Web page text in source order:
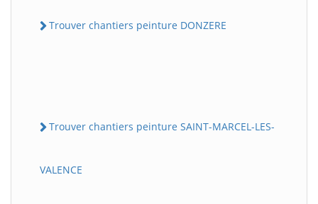
Trouver chantiers peinture DONZERE
Trouver chantiers peinture SAINT-MARCEL-LES-
VALENCE